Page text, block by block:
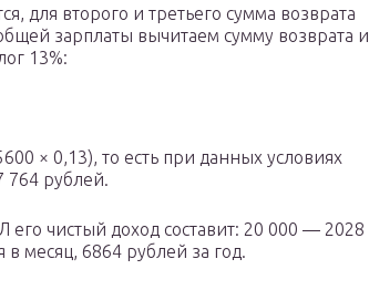
для второго и третьего сумма возврата
зарплаты вычитаем сумму возврата и
13%:
× 0,13), то есть при данных условиях
764 рублей.
чистый доход составит: 20 000 — 2028
месяц, 6864 рублей за год.